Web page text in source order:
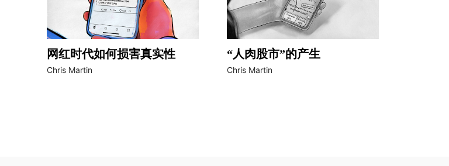
网红时代如何损害真实性
Chris Martin
“人肉股市”的产生
Chris Martin